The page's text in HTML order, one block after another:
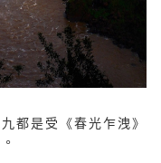
都是受《春光乍洩》